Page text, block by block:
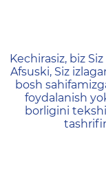
404 —
Kechirasiz, biz
Afsuski, Siz
bosh
foydalanish
borligini